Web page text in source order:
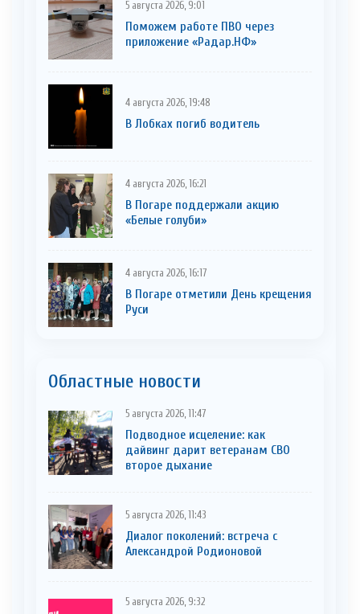
5 августа 2026, 9:01
Поможем работе ПВО через
приложение «Радар.НФ»
4 августа 2026, 19:48
В Лобках погиб водитель
4 августа 2026, 16:21
В Погаре поддержали акцию
«Белые голуби»
4 августа 2026, 16:17
В Погаре отметили День крещения
Руси
Областные новости
5 августа 2026, 11:47
Подводное исцеление: как
дайвинг дарит ветеранам СВО
второе дыхание
5 августа 2026, 11:43
Диалог поколений: встреча с
Александрой Родионовой
5 августа 2026, 9:32